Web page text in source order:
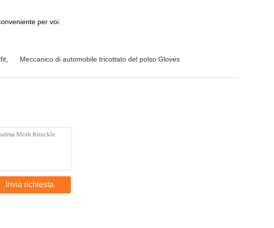
per voi.
Meccanico di automobile tricottato del polso Gloves
Invia richiesta